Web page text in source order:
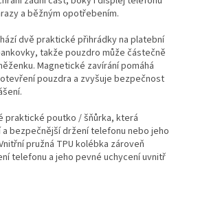
a běžným opotřebením.
dvě praktické přihrádky na platební
takže pouzdro může částečně
Magnetické zavírání pomáhá
pouzdra a zvyšuje bezpečnost
praktické poutko / šňůrka, která
bezpečnější držení telefonu nebo jeho
pružná TPU kolébka zároveň
telefonu a jeho pevné uchycení uvnitř